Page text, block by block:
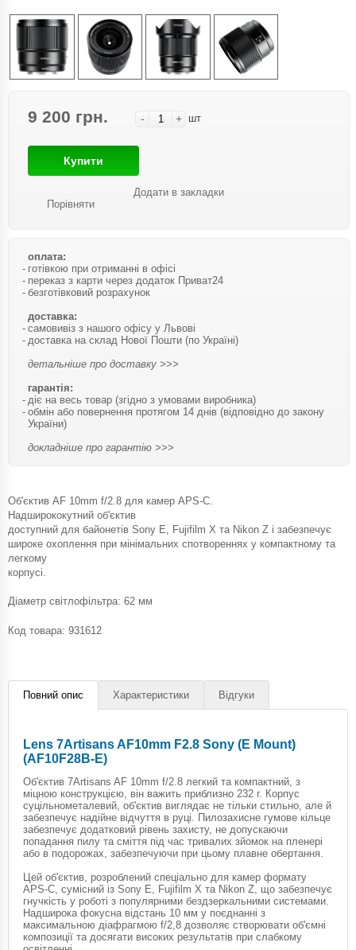
9 200 грн. - + шт
Купити
Порівняти
Додати в закладки
оплата:
готівкою при отриманні в офісі
переказ з карти через додаток Приват24
безготівковий розрахунок
доставка:
самовивіз з нашого офісу у Львові
доставка на склад Нової Пошти (по Україні)
детальніше про доставку >>>
гарантія:
діє на весь товар (згідно з умовами виробника)
обмін або повернення протягом 14 днів (відповідно до закону
України)
докладніше про гарантію >>>
Об'єктив AF 10mm f/2.8 для камер APS-C.
Надширококутний об'єктив
доступний для байонетів Sony E, Fujifilm X та Nikon Z і забезпечує
широке охоплення при мінімальних спотвореннях у компактному та
легкому
корпусі.
Діаметр світлофільтра: 62 мм
Код товара: 931612
Повний опис Характеристики Відгуки
Lens 7Artisans AF10mm F2.8 Sony (E Mount)
(AF10F28B-E)
Об'єктив 7Artisans AF 10mm f/2.8 легкий та компактний, з
міцною конструкцією, він важить приблизно 232 г. Корпус
суцільнометалевий, об'єктив виглядає не тільки стильно, але й
забезпечує надійне відчуття в руці. Пилозахисне гумове кільце
забезпечує додатковий рівень захисту, не допускаючи
попадання пилу та сміття під час тривалих зйомок на пленері
або в подорожах, забезпечуючи при цьому плавне обертання.
Цей об'єктив, розроблений спеціально для камер формату
APS-C, сумісний із Sony E, Fujifilm X та Nikon Z, що забезпечує
гнучкість у роботі з популярними бездзеркальними системами.
Надширока фокусна відстань 10 мм у поєднанні з
максимальною діафрагмою f/2,8 дозволяє створювати об'ємні
композиції та досягати високих результатів при слабкому